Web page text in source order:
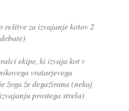
rešitve za izvajanje kotov 2
ekipe, ki izvaja kot v
vratarjevega
žoga že degažirana (nekaj
prostega strela)